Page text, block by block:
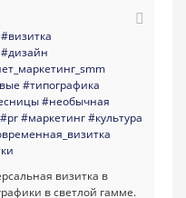
#визитка
#дизайн
#типографика
#необычная
#pr#маркетинг#культура